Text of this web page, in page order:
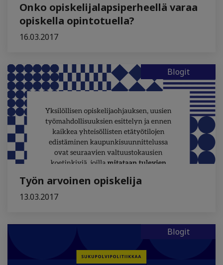
Onko opiskelijalapsiperheellä varaa
opiskella opintotuella?
16.03.2017
Blogit
Työn arvoinen opiskelija
13.03.2017
Blogit